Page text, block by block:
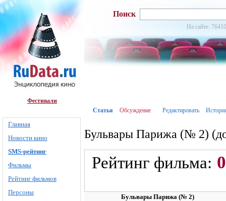
Фестивали
Главная
Новости кино
SMS-рейтинг
Фильмы
Рейтинг фильмов
Персоны
Поиск
На сайте:
Статья Обсуждение Редактировать
Бульвары Парижа (№ 2)
Рейтинг фильма: 0
Бульвары Парижа (№ 2)